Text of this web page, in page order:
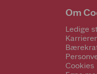
Om
Ledige
Cookies